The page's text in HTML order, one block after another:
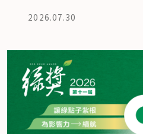
2026.07.30